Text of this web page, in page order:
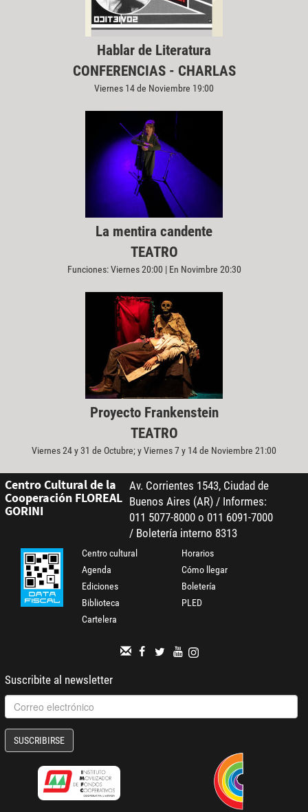
Hablar de Literatura
CONFERENCIAS - CHARLAS
Viernes 14 de Noviembre 19:00
La mentira candente
TEATRO
Funciones: Viernes 20:00 | En Novimbre 20:30
Proyecto Frankenstein
TEATRO
Viernes 24 y 31 de Octubre; y Viernes 7 y 14 de Noviembre 21:00
Centro Cultural de la
Cooperación FLOREAL
GORINI
Av. Corrientes 1543, Ciudad de
Buenos Aires (AR) / Informes:
011 5077-8000 o 011 6091-7000
/ Boletería interno 8313
Centro cultural
Agenda
Ediciones
Biblioteca
Cartelera
Horarios
Cómo llegar
Boletería
PLED
Suscribite al newsletter
SUSCRIBIRSE